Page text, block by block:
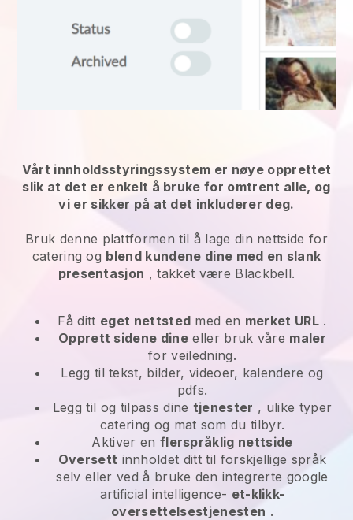
Vårt innholdsstyringssystem er nøye opprettet
slik at det er enkelt å bruke for omtrent alle, og
vi er sikker på at det inkluderer deg.
Bruk denne plattformen til å lage din nettside for
catering og blend kundene dine med en slank
presentasjon , takket være Blackbell.
Få ditt eget nettsted med en merket URL.
Opprett sidene dine eller bruk våre maler
for veiledning.
Legg til tekst, bilder, videoer, kalendere og
pdfs.
Legg til og tilpass dine tjenester , ulike typer
catering og mat som du tilbyr.
Aktiver en flerspråklig nettside
Oversett innholdet ditt til forskjellige språk
selv eller ved å bruke den integrerte google
artificial intelligence- et-klikk-
oversettelsestjenesten .